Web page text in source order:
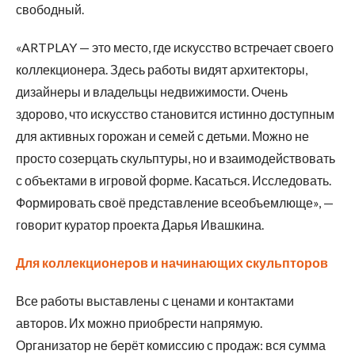
свободный.
«ARTPLAY — это место, где искусство встречает своего
коллекционера. Здесь работы видят архитекторы,
дизайнеры и владельцы недвижимости. Очень
здорово, что искусство становится истинно доступным
для активных горожан и семей с детьми. Можно не
просто созерцать скульптуры, но и взаимодействовать
с объектами в игровой форме. Касаться. Исследовать.
Формировать своё представление всеобъемлюще», —
говорит куратор проекта Дарья Ивашкина.
Для коллекционеров и начинающих скульпторов
Все работы выставлены с ценами и контактами
авторов. Их можно приобрести напрямую.
Организатор не берёт комиссию с продаж: вся сумма